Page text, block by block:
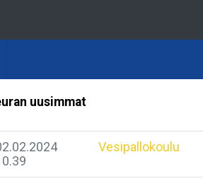
uusimmat
Vesipallokoulu